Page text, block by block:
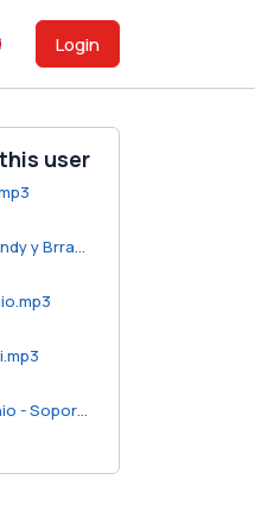
Login
user
Ed Medina Ft. Randy y Brray - 666.mp3
J Alvarez Ft. Genio - Soportarme.mp3